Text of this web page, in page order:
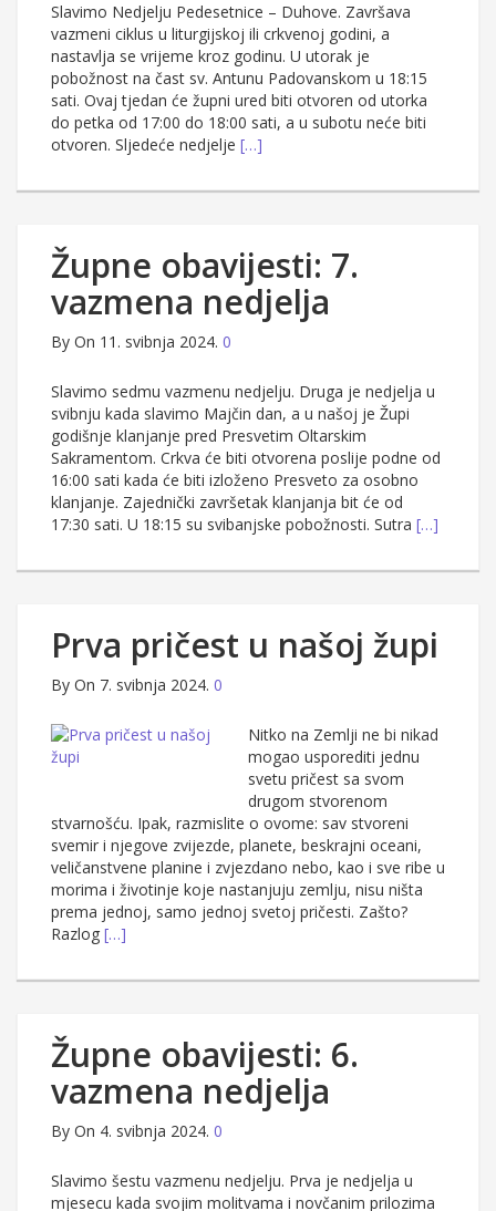
Slavimo Nedjelju Pedesetnice – Duhove. Završava
vazmeni ciklus u liturgijskoj ili crkvenoj godini, a
nastavlja se vrijeme kroz godinu. U utorak je
pobožnost na čast sv. Antunu Padovanskom u 18:15
sati. Ovaj tjedan će župni ured biti otvoren od utorka
do petka od 17:00 do 18:00 sati, a u subotu neće biti
otvoren. Sljedeće nedjelje […]
Župne obavijesti: 7.
vazmena nedjelja
By On 11. svibnja 2024. 0
Slavimo sedmu vazmenu nedjelju. Druga je nedjelja u
svibnju kada slavimo Majčin dan, a u našoj je Župi
godišnje klanjanje pred Presvetim Oltarskim
Sakramentom. Crkva će biti otvorena poslije podne od
16:00 sati kada će biti izloženo Presveto za osobno
klanjanje. Zajednički završetak klanjanja bit će od
17:30 sati. U 18:15 su svibanjske pobožnosti. Sutra […]
Prva pričest u našoj župi
By On 7. svibnja 2024. 0
Nitko na Zemlji ne bi nikad
mogao usporediti jednu
svetu pričest sa svom
drugom stvorenom
stvarnošću. Ipak, razmislite o ovome: sav stvoreni
svemir i njegove zvijezde, planete, beskrajni oceani,
veličanstvene planine i zvjezdano nebo, kao i sve ribe u
morima i životinje koje nastanjuju zemlju, nisu ništa
prema jednoj, samo jednoj svetoj pričesti. Zašto?
Razlog […]
Župne obavijesti: 6.
vazmena nedjelja
By On 4. svibnja 2024. 0
Slavimo šestu vazmenu nedjelju. Prva je nedjelja u
mjesecu kada svojim molitvama i novčanim prilozima